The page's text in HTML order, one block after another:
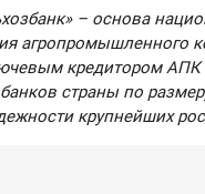
– основа
агропромышленного
кредитором АПК
страны по
крупнейших